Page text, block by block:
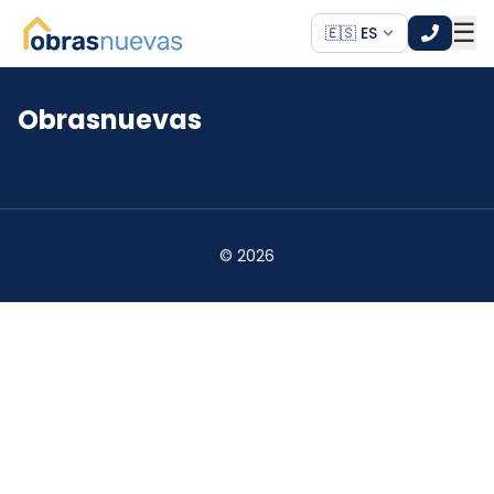
🇪🇸 ES ☰
*
Obrasnuevas
© 2026